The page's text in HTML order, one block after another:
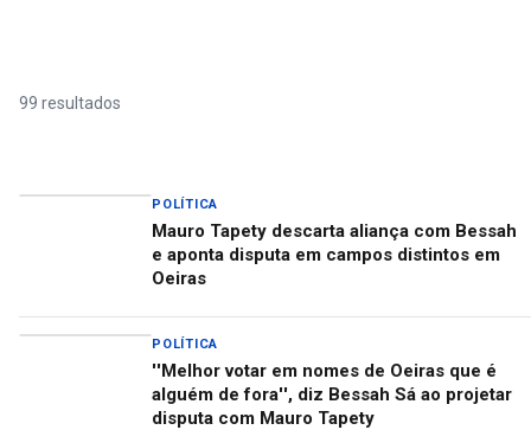
99 resultados
POLÍTICA
Mauro Tapety descarta aliança com Bessah
e aponta disputa em campos distintos em
Oeiras
POLÍTICA
''Melhor votar em nomes de Oeiras que é
alguém de fora'', diz Bessah Sá ao projetar
disputa com Mauro Tapety